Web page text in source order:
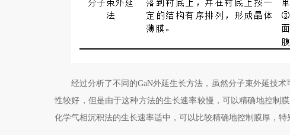
经过分析了不同的GaN外延生长方法，虽然分子束外延技术
性较好，但是由于这种方法的生长速率较慢，可以精确地控制
化学气相沉积法的生长速率适中，可以比较精确地控制膜厚，